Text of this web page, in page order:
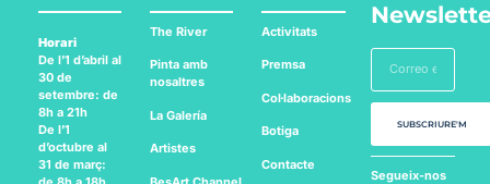
Horari
De l’1 d’abril al
30 de
setembre: de
8h a 21h
De l’1
d’octubre al
31 de març:
The River
Pinta amb
nosaltres
La Galería
Artistes
Activitats
Premsa
Col·laboracions
Botiga
Contacte
SUBSCRIURE'M
Segueix-nos